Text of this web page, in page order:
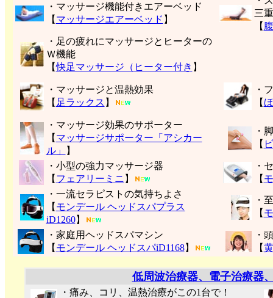
・マッサージ機能付きエアーベッド
【 マッサージエアーベッド 】
三
【
・足の疲れにマッサージとヒーターの
Ｗ機能
【快足マッサージ（ヒーター付き 】
・マッサージと温熱効果
【 足ラックス 】
・
【
・マッサージ効果のサポーター
【 マッサージサポーター「アシカー
ル」
】
・
【
・小型の強力マッサージ器
【 フェアリーミニ 】
・
【
・一流セラピストの気持ちよさ
【 モンデール ヘッドスパプラス
iD1260】
・
【
・家庭用ヘッドスパマシン
【 モンデール ヘッドスパiD1168】
・
【
低周波治療器、電子治療器
・痛み、コリ、温熱治療がこの1台で！